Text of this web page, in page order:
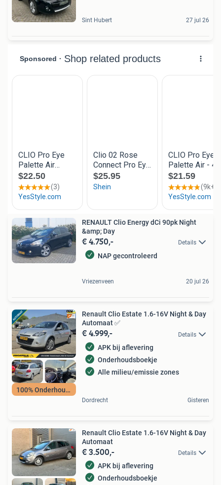
Sint Hubert 27 jul 26
RENAULT Clio Energy dCi 90pk Night
&amp; Day
€ 4.750,- Details
NAP gecontroleerd
Vriezenveen 20 jul 26
100% Onderhouden
Renault Clio Estate 1.6-16V Night & Day
Automaat ✅
€ 4.999,- Details
APK bij aflevering
Onderhoudsboekje
Alle milieu/emissie zones
Dordrecht Gisteren
Renault Clio Estate 1.6-16V Night & Day
Automaat
€ 3.500,- Details
APK bij aflevering
Onderhoudsboekje